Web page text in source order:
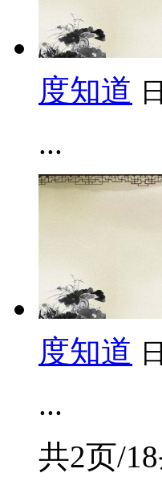
度知道
...
度知道
...
共2页/